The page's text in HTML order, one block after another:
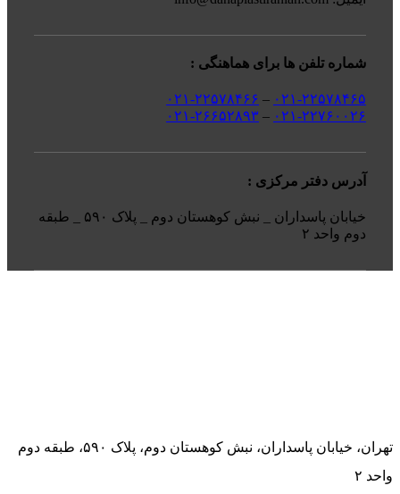
شماره تلفن ها برای هماهنگی :
۰۲۱-۲۲۵۷۸۴۶۵ – ۰۲۱-۲۲۵۷۸۴۶۶
۰۲۱-۲۲۷۶۰۰۲۶ – ۰۲۱-۲۶۶۵۲۸۹۳
آدرس دفتر مرکزی :
خیابان پاسداران _ نبش کوهستان دوم _ پلاک ۵۹۰ _ طبقه
دوم واحد ۲
تهران، خیابان پاسداران، نبش کوهستان دوم، پلاک ۵۹۰، طبقه دوم
واحد ۲